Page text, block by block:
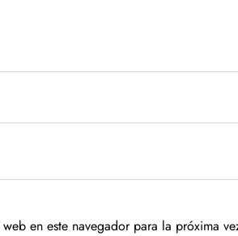
en este navegador para la próxima